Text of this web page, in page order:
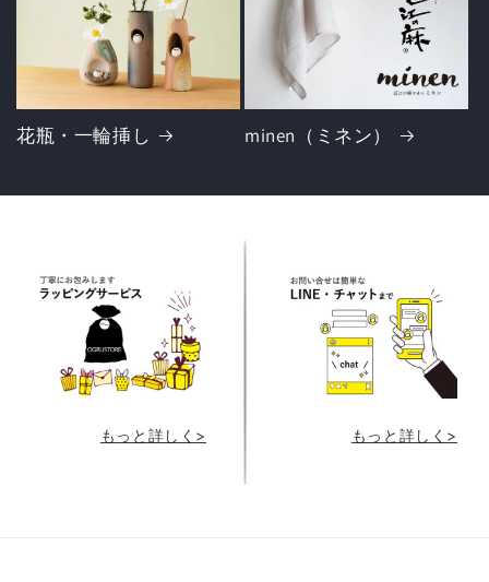
花瓶・一輪挿し minen（ミネン）
もっと詳しく> もっと詳しく>